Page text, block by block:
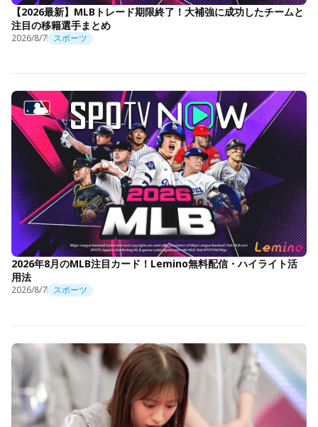
【2026最新】MLBトレード期限終了！大補強に成功したチームと
注目の移籍選手まとめ
2026/8/7 スポーツ
2026年8月のMLB注目カード！Lemino無料配信・ハイライト活
用法
2026/8/7 スポーツ